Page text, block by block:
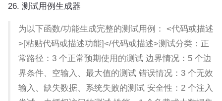
26. 测试用例生成器
为以下函数/功能生成完整的测试用例： <代码或描述
>[粘贴代码或描述功能]</代码或描述>测试分类：正
常路径：3 个正常预期使用的测试 边界情况：5 个边
界条件、空输入、最大值的测试 错误情况：3 个无效
输入、缺失数据、系统失败的测试 安全性：2 个注入